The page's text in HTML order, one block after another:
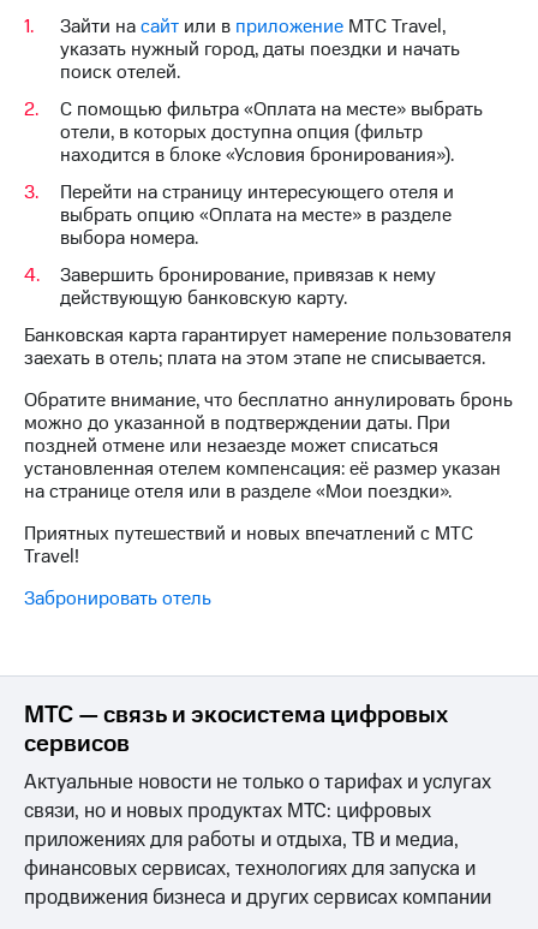
eSIM
SIM-
для
иностранцев
Оформить
чистый
номер
Выбрать
красивый
Заменить
карту
Перейти
на
eSIM
Для дома
и подключите
Тарифы
Интернет,
ТВ и телефон
Услуги
Акции
Деньги
Выберите
и подключите
ТВ
с выгодным
тарифом
Тарифы
Интернет,
ТВ и телефон
Личный
кабинет
интернета
и
Личный
спутникового
ТВ
Мой
МТС
Акции
Видеонаблюдение
для дома
149 ₽/
мес
Зайти насайт или в приложение МТС Travel,
указать нужный город, даты поездки и начать
поиск отелей.
С помощью фильтра «Оплата на месте» выбрать
отели, в которых доступна опция (фильтр
находится в блоке «Условия бронирования»).
Перейти на страницу интересующего отеля и
выбрать опцию «Оплата на месте» в разделе
выбора номера.
Завершить бронирование, привязав к нему
действующую банковскую карту.
Банковская карта гарантирует намерение пользователя
заехать в отель; плата на этом этапе не списывается.
Обратите внимание, что бесплатно аннулировать бронь
можно до указанной в подтверждении даты. При
поздней отмене или незаезде может списаться
установленная отелем компенсация: её размер указан
на странице отеля или в разделе «Мои поездки».
Приятных путешествий и новых впечатлений с МТС
Travel!
Забронировать отель
МТС — связь и экосистема цифровых
сервисов
Актуальные новости не только о тарифах и услугах
связи, но и новых продуктах МТС: цифровых
приложениях для работы и отдыха, ТВ и медиа,
финансовых сервисах, технологиях для запуска и
продвижения бизнеса и других сервисах компании